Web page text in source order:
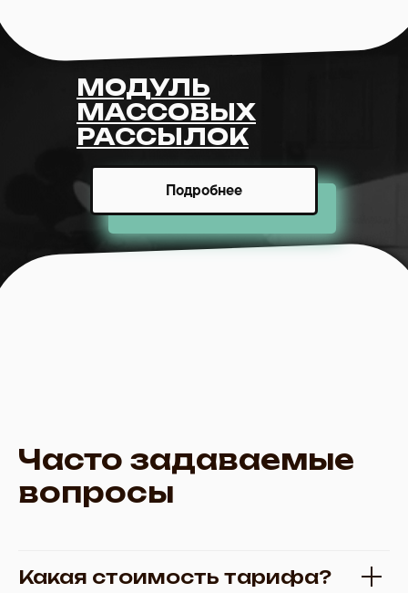
МОДУЛЬ
МАССОВЫХ
РАССЫЛОК
Подробнее
Часто задаваемые
вопросы
Какая стоимость тарифа?